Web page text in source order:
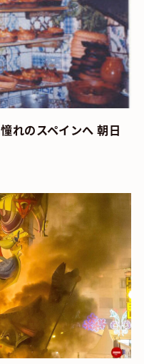
れのスペインへ 朝日